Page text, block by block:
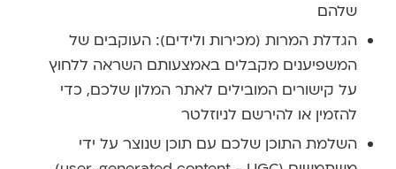
שלהם
הגדלת המרות (מכירות ולידים): העוקבים של
המשפיענים מקבלים באמצעותם השראה ללחוץ
על קישורים המובילים לאתר המלון שלכם, כדי
להזמין או להירשם לניוזלטר
השלמת התוכן שלכם עם תוכן שנוצר על ידי